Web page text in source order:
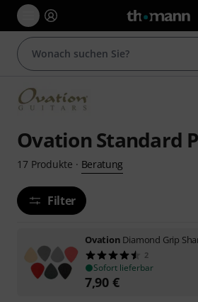
Ovation Standard
17 Produkte · Beratung
Filter
Ovation Diamond Grip
2
Sofort lieferbar
7,90 €